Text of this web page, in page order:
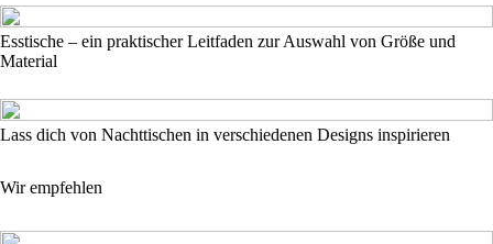
Esstische – ein praktischer Leitfaden zur Auswahl von Größe und
Material
Lass dich von Nachttischen in verschiedenen Designs inspirieren
Wir empfehlen